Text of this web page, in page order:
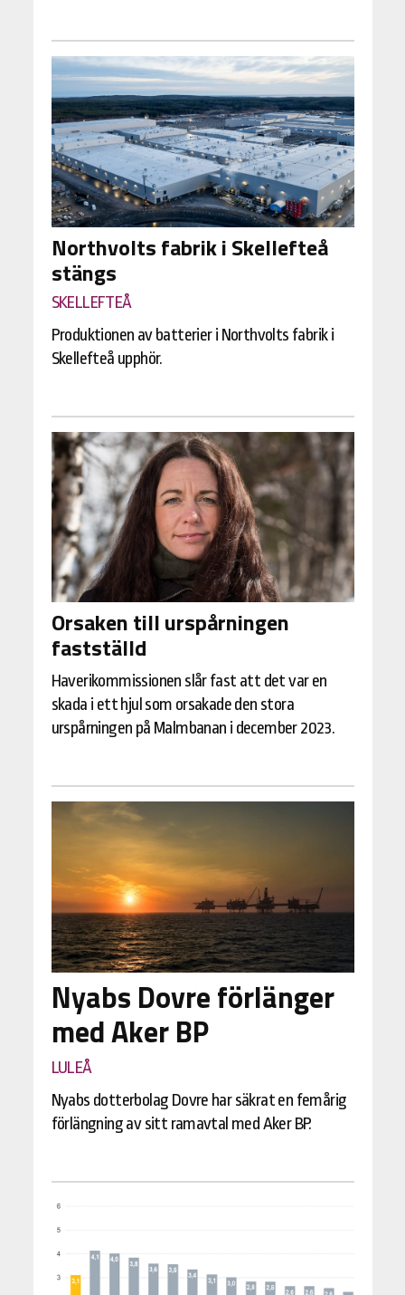
Northvolts fabrik i Skellefteå
stängs
SKELLEFTEÅ
Produktionen av batterier i Northvolts fabrik i
Skellefteå upphör.
Orsaken till urspårningen
fastställd
Haverikommissionen slår fast att det var en
skada i ett hjul som orsakade den stora
urspårningen på Malmbanan i december 2023.
Nyabs Dovre förlänger
med Aker BP
LULEÅ
Nyabs dotterbolag Dovre har säkrat en femårig
förlängning av sitt ramavtal med Aker BP.